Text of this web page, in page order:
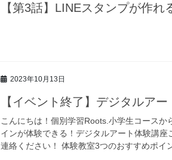
【第3話】LINEスタンプが作れ
2023年10月13日
【イベント終了】デジタルア
こんにちは！個別学習Roots.小学生コース
インが体験できる！デジタルアート体験講
連絡ください！ 体験教室3つのおすすめポイ